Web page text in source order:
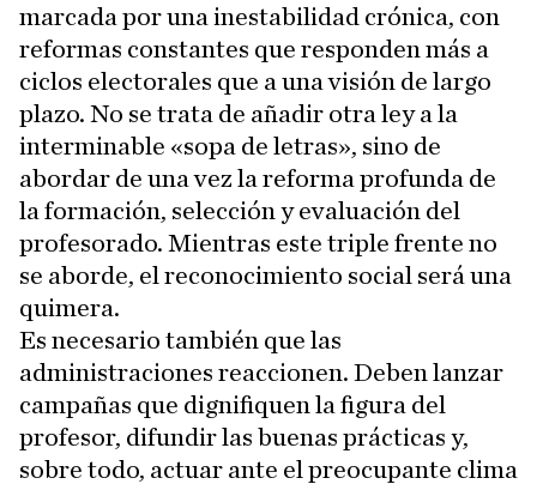
marcada por una inestabilidad crónica, con
reformas constantes que responden más a
ciclos electorales que a una visión de largo
plazo. No se trata de añadir otra ley a la
interminable «sopa de letras», sino de
abordar de una vez la reforma profunda de
la formación, selección y evaluación del
profesorado. Mientras este triple frente no
se aborde, el reconocimiento social será una
quimera.
Es necesario también que las
administraciones reaccionen. Deben lanzar
campañas que dignifiquen la figura del
profesor, difundir las buenas prácticas y,
sobre todo, actuar ante el preocupante clima